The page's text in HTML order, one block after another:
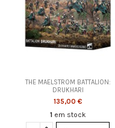
THE MAELSTROM BATTALION:
DRUKHARI
135,00 €
1 em stock